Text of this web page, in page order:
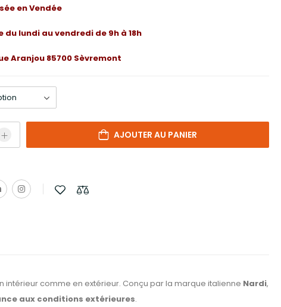
en Vendée
lundi au vendredi de 9h à 18h
Aranjou 85700 Sèvremont
AJOUTER AU PANIER
comme en extérieur. Conçu par la marque italienne Nardi,
aux conditions extérieures.